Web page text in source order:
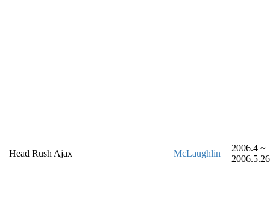
Head Rush Ajax McLaughlin
2006.4 ~
2006.5.26